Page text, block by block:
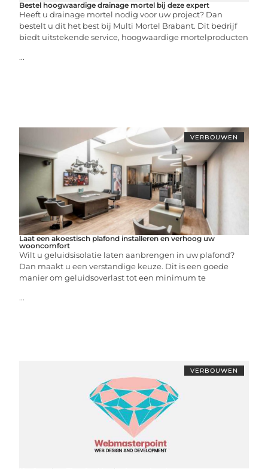
Bestel hoogwaardige drainage mortel bij deze expert
Heeft u drainage mortel nodig voor uw project? Dan
bestelt u dit het best bij Multi Mortel Brabant. Dit bedrijf
biedt uitstekende service, hoogwaardige mortelproducten
...
VERBOUWEN
Laat een akoestisch plafond installeren en verhoog uw
wooncomfort
Wilt u geluidsisolatie laten aanbrengen in uw plafond?
Dan maakt u een verstandige keuze. Dit is een goede
manier om geluidsoverlast tot een minimum te
...
VERBOUWEN